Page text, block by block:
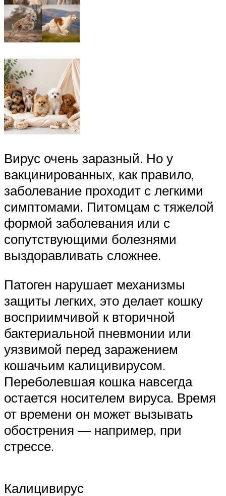
Вирус очень заразный. Но у
вакцинированных, как правило,
заболевание проходит с легкими
симптомами. Питомцам с тяжелой
формой заболевания или с
сопутствующими болезнями
выздоравливать сложнее.
Патоген нарушает механизмы
защиты легких, это делает кошку
восприимчивой к вторичной
бактериальной пневмонии или
уязвимой перед заражением
кошачьим калицивирусом.
Переболевшая кошка навсегда
остается носителем вируса. Время
от времени он может вызывать
обострения — например, при
стрессе.
Калицивирус